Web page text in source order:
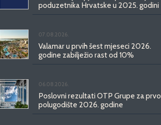
poduzetnika Hrvatske u 2025. godini
07.08.2026.
Valamar u prvih šest mjeseci 2026.
godine zabilježio rast od 10%
06.08.2026.
Poslovni rezultati OTP Grupe za prvo
polugodište 2026. godine